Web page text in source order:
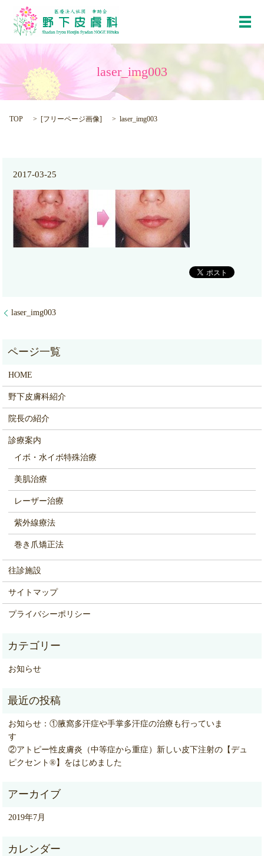
メ
laser_img003
TOP [フリーページ画像] laser_img003
2017-03-25
laser_img003
HOME
野下皮膚科紹介
院長の紹介
診療案内
イボ・水イボ特殊治療
美肌治療
レーザー治療
紫外線療法
巻き爪矯正法
往診施設
サイトマップ
プライバシーポリシー
お知らせ
お知らせ：①腋窩多汗症や手掌多汗症の治療も行っていま
②アトピー性皮膚炎（中等症から重症）新しい皮下注射の【デュ
ピクセント®】をはじめました
2019年7月